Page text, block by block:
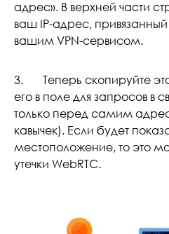
адрес». В верхней части
ваш IP-адрес,
вашим VPN-сервисом.
3. Теперь скопируйте
его в поле для запросов в
только перед самим
кавычек). Если будет
местоположение, то это
утечки WebRTC.